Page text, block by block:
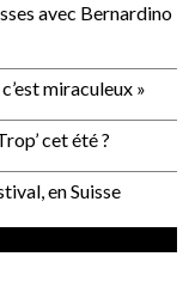
avec Bernardino
miraculeux »
cet été ?
en Suisse